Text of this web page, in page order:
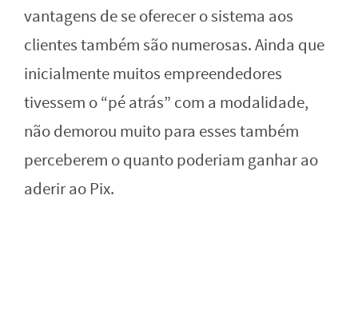
vantagens de se oferecer o sistema aos
clientes também são numerosas. Ainda que
inicialmente muitos empreendedores
tivessem o “pé atrás” com a modalidade,
não demorou muito para esses também
perceberem o quanto poderiam ganhar ao
aderir ao Pix.